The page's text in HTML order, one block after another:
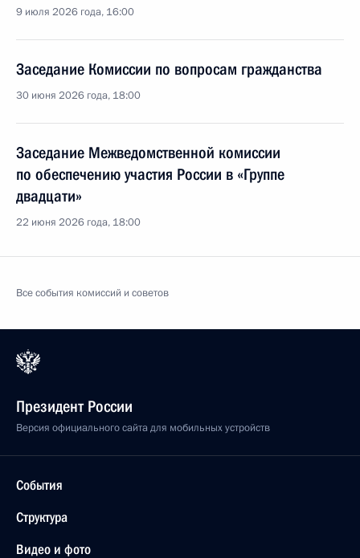
9 июля 2026 года, 16:00
Заседание Комиссии по вопросам гражданства
30 июня 2026 года, 18:00
Заседание Межведомственной комиссии
по обеспечению участия России в «Группе
двадцати»
22 июня 2026 года, 18:00
Все события комиссий и советов
Президент России
Версия официального сайта для мобильных устройств
События
Структура
Видео и фото